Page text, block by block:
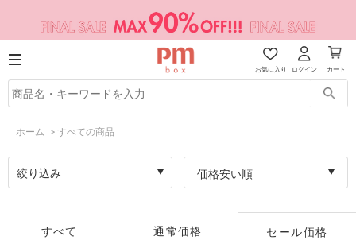
お気に入り ログイン カート
ホーム > すべての商品
絞り込み 価格安い順
すべて 通常価格 セール価格